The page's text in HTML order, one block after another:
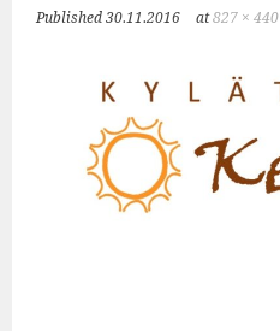
Published30.11.2016 at827 × 440